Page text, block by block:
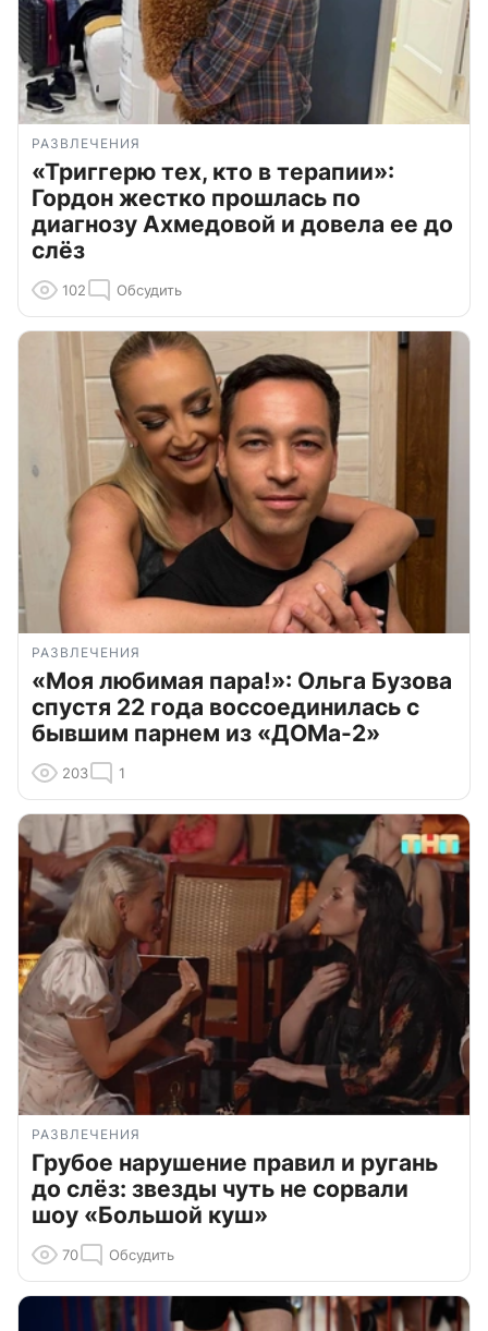
РАЗВЛЕЧЕНИЯ
«Триггерю тех, кто в терапии»:
Гордон жестко прошлась по
диагнозу Ахмедовой и довела ее до
слёз
102 Обсудить
РАЗВЛЕЧЕНИЯ
«Моя любимая пара!»: Ольга Бузова
спустя 22 года воссоединилась с
бывшим парнем из «ДОМа-2»
203 1
РАЗВЛЕЧЕНИЯ
Грубое нарушение правил и ругань
до слёз: звезды чуть не сорвали
шоу «Большой куш»
70 Обсудить